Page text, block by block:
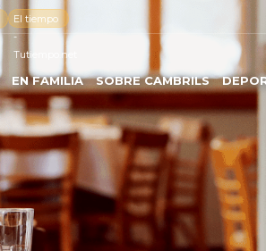
El tiempo
-
Tutiempo.net
EN FAMILIA SOBRE CAMBRILS